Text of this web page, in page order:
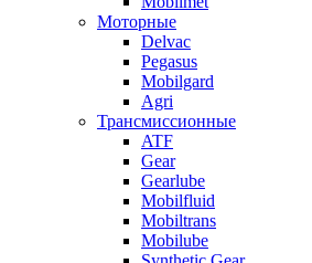
Моторные
Delvac
Pegasus
Mobilgard
Agri
Трансмиссионные
ATF
Gear
Gearlube
Mobilfluid
Mobiltrans
Mobilube